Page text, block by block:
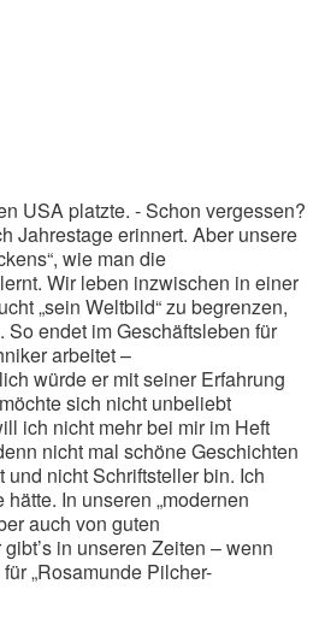
USA platzte. - Schon vergessen?
Jahrestage erinnert. Aber unsere
wie man die
Wir leben inzwischen in einer
„sein Weltbild“ zu begrenzen,
So endet im Geschäftsleben für
arbeitet –
würde er mit seiner Erfahrung
sich nicht unbeliebt
ich nicht mehr bei mir im Heft
nicht mal schöne Geschichten
nicht Schriftsteller bin. Ich
In unseren „modernen
auch von guten
in unseren Zeiten – wenn
„Rosamunde Pilcher-